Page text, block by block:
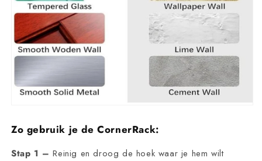
Zo gebruik je de CornerRack:
Stap 1 –Reinig en droog de hoek waar je hem wilt